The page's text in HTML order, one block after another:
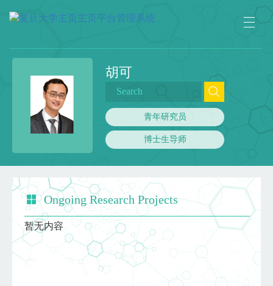
胡可
青年研究员
博士生导师
Ongoing Research Projects
暂无内容